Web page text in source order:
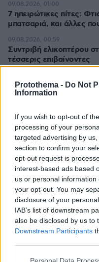
Protothema - Do Not
Information
If you wish to opt-out of
processing of your
targeted advertising by
section to confirm your
opt-out request is
interest-based ads based
us or personal
your opt-out. You may
disclosure of your
IAB’s list of downstream
also be disclosed by us to
Downstream Participants
Please note that this
7 ηπειρώτικες πίτες:
μπατσαριά, και άλλες
09.08.2026, 01:00
Συντριβή ελικοπτέρου
τέσσερις επιβαίνοντες
09.08.2026, 00:59
Εκτός ελέγχου μεγάλη
χιλιάδες αναγκάστηκαν
Ποιοι μπορεί να είναι
στον ύπνο της
09.08.2026, 00:30
Πολύτεκνες
Πόσες έχουν πάνω από 6
09.08.2026, 00:15
ΔΕΙΤΕ ΟΛΕΣ ΤΙΣ
ΤΑ ΠΙΟ